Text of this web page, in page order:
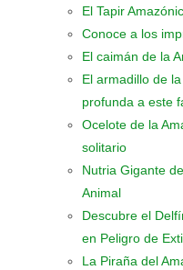
El Tapir
Conoce a los
El caimán de la
El armadillo de
profunda a este
Ocelote de la
solitario
Nutria Gigante
Animal
Descubre el
en Peligro de
La Piraña del